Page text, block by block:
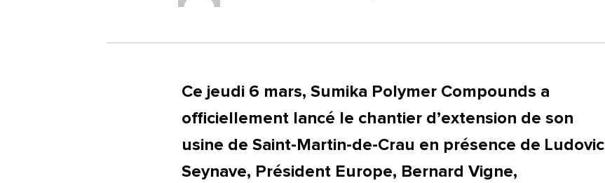
Ce jeudi 6 mars, Sumika Polymer Compounds a
officiellement lancé le chantier d’extension de son
usine de Saint-Martin-de-Crau en présence de Ludovic
Seynave, Président Europe, Bernard Vigne,